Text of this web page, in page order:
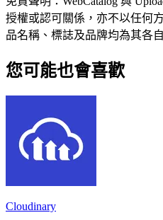
授權或認可關係，亦不以任何
品名稱、標誌及品牌均為其各
您可能也會喜歡
Cloudinary